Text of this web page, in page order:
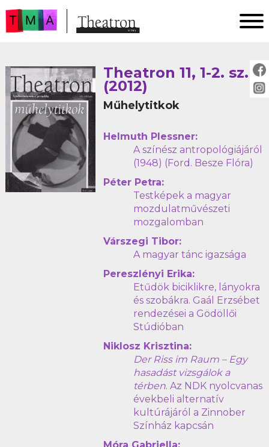
AKTUÁLIS
ARCHÍVUM
IMPRESSZUM
SZERZŐINKNEK
FOR AUTHORS
PEER REVIEW
Theatron 11, 1-2. sz.
(2012)
Műhelytitkok
Helmuth Plessner:
A színész antropológiájáról
(1948) (Ford. Besze Flóra)
Péter Petra:
Testképek a magyar
mozdulatművészeti
mozgalomban
Várszegi Tibor:
A magyar tánc igazsága
Pereszlényi Erika:
Etűdök biciklikre, lányokra
és szobákra. Gaál Erzsébet
rendezései a Gödöllői
Stúdióban
Niklosz Krisztina:
Der Riss im Raum – Egy
hasadást vizsgálok a
térben. Az NDK nyolcvanas
évekbeli alternatív
kultúrájáról a Zinnober
Színház kapcsán